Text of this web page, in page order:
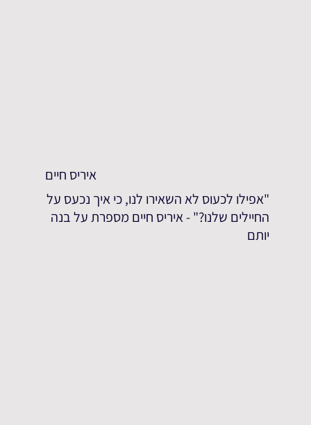
איריס חיים
"אפילו לכעוס לא השאירו לנו, כי איך נכעס על
החיילים שלנו?" - איריס חיים מספרת על בנה
יותם